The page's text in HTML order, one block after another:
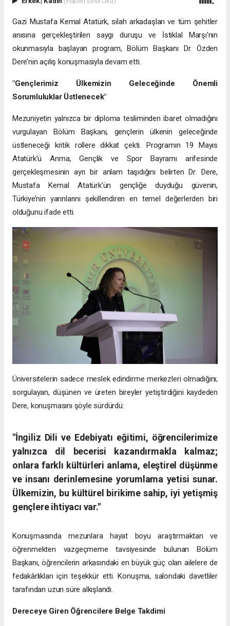
Gazi Mustafa Kemal Atatürk, silah arkadaşları ve tüm şehitler
anısına gerçekleştirilen saygı duruşu ve İstiklal Marşı'nın
okunmasıyla başlayan program, Bölüm Başkanı Dr. Özden
Dere’nin açılış konuşmasıyla devam etti.
"Gençlerimiz Ülkemizin Geleceğinde Önemli
Sorumluluklar Üstlenecek"
Mezuniyetin yalnızca bir diploma tesliminden ibaret olmadığını
vurgulayan Bölüm Başkanı, gençlerin ülkenin geleceğinde
üstleneceği kritik rollere dikkat çekti. Programın 19 Mayıs
Atatürk’ü Anma, Gençlik ve Spor Bayramı arifesinde
gerçekleşmesinin ayrı bir anlam taşıdığını belirten Dr. Dere,
Mustafa Kemal Atatürk’ün gençliğe duyduğu güvenin,
Türkiye’nin yarınlarını şekillendiren en temel değerlerden biri
olduğunu ifade etti.
Üniversitelerin sadece meslek edindirme merkezleri olmadığını;
sorgulayan, düşünen ve üreten bireyler yetiştirdiğini kaydeden
Dere, konuşmasını şöyle sürdürdü:
"İngiliz Dili ve Edebiyatı eğitimi, öğrencilerimize
yalnızca dil becerisi kazandırmakla kalmaz;
onlara farklı kültürleri anlama, eleştirel düşünme
ve insanı derinlemesine yorumlama yetisi sunar.
Ülkemizin, bu kültürel birikime sahip, iyi yetişmiş
gençlere ihtiyacı var."
Konuşmasında mezunlara hayat boyu araştırmaktan ve
öğrenmekten vazgeçmeme tavsiyesinde bulunan Bölüm
Başkanı, öğrencilerin arkasındaki en büyük güç olan ailelere de
fedakârlıkları için teşekkür etti. Konuşma, salondaki davetliler
tarafından uzun süre alkışlandı.
Dereceye Giren Öğrencilere Belge Takdimi